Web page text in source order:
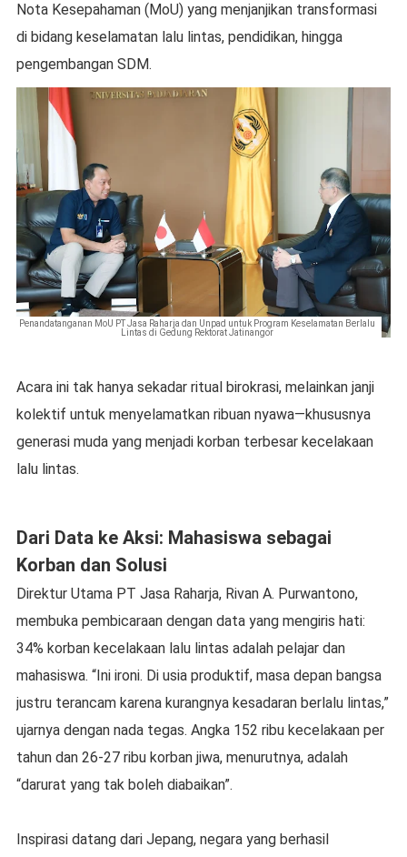
Nota Kesepahaman (MoU) yang menjanjikan transformasi
di bidang keselamatan lalu lintas, pendidikan, hingga
pengembangan SDM.
Penandatanganan MoU PT Jasa Raharja dan Unpad untuk Program Keselamatan Berlalu
Lintas di Gedung Rektorat Jatinangor
Acara ini tak hanya sekadar ritual birokrasi, melainkan janji
kolektif untuk menyelamatkan ribuan nyawa—khususnya
generasi muda yang menjadi korban terbesar kecelakaan
lalu lintas.
Dari Data ke Aksi: Mahasiswa sebagai
Korban dan Solusi
Direktur Utama PT Jasa Raharja, Rivan A. Purwantono,
membuka pembicaraan dengan data yang mengiris hati:
34% korban kecelakaan lalu lintas adalah pelajar dan
mahasiswa. “Ini ironi. Di usia produktif, masa depan bangsa
justru terancam karena kurangnya kesadaran berlalu lintas,”
ujarnya dengan nada tegas. Angka 152 ribu kecelakaan per
tahun dan 26-27 ribu korban jiwa, menurutnya, adalah
“darurat yang tak boleh diabaikan”.
Inspirasi datang dari Jepang, negara yang berhasil